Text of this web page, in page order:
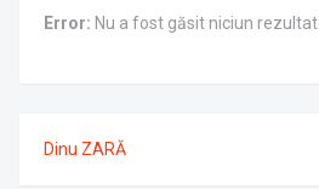
Error: Nu a fost găsit niciun rezultat
Dinu ZARĂ